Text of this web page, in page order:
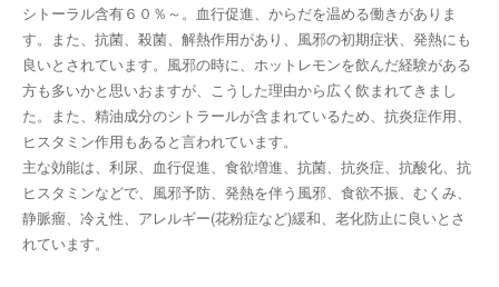
シトーラル含有６０％～。血行促進、からだを温める働きがありま
す。また、抗菌、殺菌、解熱作用があり、風邪の初期症状、発熱にも
良いとされています。風邪の時に、ホットレモンを飲んだ経験がある
方も多いかと思いおますが、こうした理由から広く飲まれてきまし
た。また、精油成分のシトラールが含まれているため、抗炎症作用、
ヒスタミン作用もあると言われています。
主な効能は、利尿、血行促進、食欲増進、抗菌、抗炎症、抗酸化、抗
ヒスタミンなどで、風邪予防、発熱を伴う風邪、食欲不振、むくみ、
静脈瘤、冷え性、アレルギー(花粉症など)緩和、老化防止に良いとさ
れています。